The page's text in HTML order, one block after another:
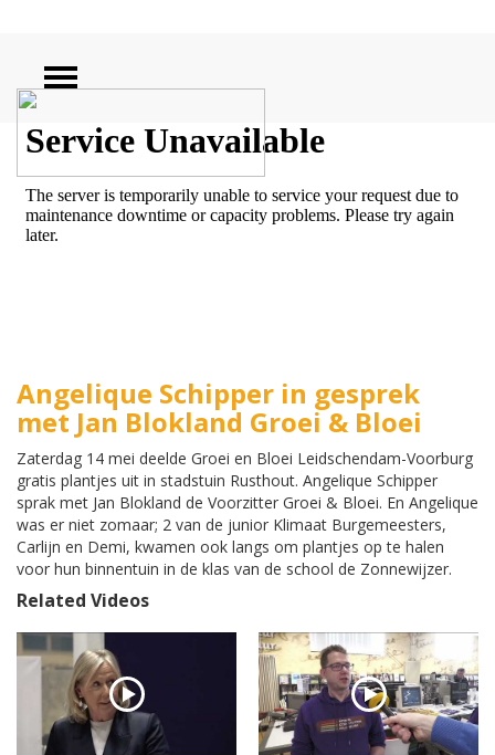
ZOEKEN
Angelique Schipper in gesprek
met Jan Blokland Groei & Bloei
Zaterdag 14 mei deelde Groei en Bloei Leidschendam-Voorburg
gratis plantjes uit in stadstuin Rusthout. Angelique Schipper
sprak met Jan Blokland de Voorzitter Groei & Bloei. En Angelique
was er niet zomaar; 2 van de junior Klimaat Burgemeesters,
Carlijn en Demi, kwamen ook langs om plantjes op te halen
voor hun binnentuin in de klas van de school de Zonnewijzer.
Related Videos